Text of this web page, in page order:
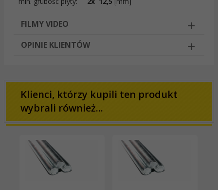
FILMY VIDEO
OPINIE KLIENTÓW
Klienci, którzy kupili ten produkt
wybrali również...